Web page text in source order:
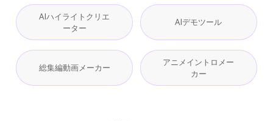
AIハイライトクリエ
ーター
AIデモツール
総集編動画メーカー
アニメイントロメー
カー